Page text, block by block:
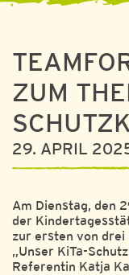
ZUM
29. APRIL
Am Dienstag, den
der
zur ersten von drei
„Unser KiTa-
Referentin Katja